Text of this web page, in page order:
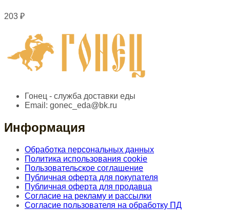
203 ₽
Гонец - служба доставки еды
Email: gonec_eda@bk.ru
Информация
Обработка персональных данных
Политика использования cookie
Пользовательское соглашение
Публичная оферта для покупателя
Публичная оферта для продавца
Согласие на рекламу и рассылки
Согласие пользователя на обработку ПД